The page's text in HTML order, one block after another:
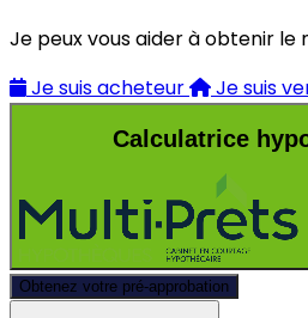
Je peux vous aider à obtenir le
Je suis acheteur
Je suis
Calculatrice
Obtenez votre pré-approbation